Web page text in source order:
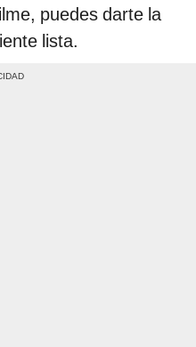
puedes darte la
lista.